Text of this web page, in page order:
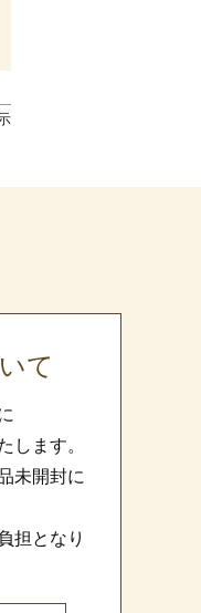
て
します。
未開封に
担となり